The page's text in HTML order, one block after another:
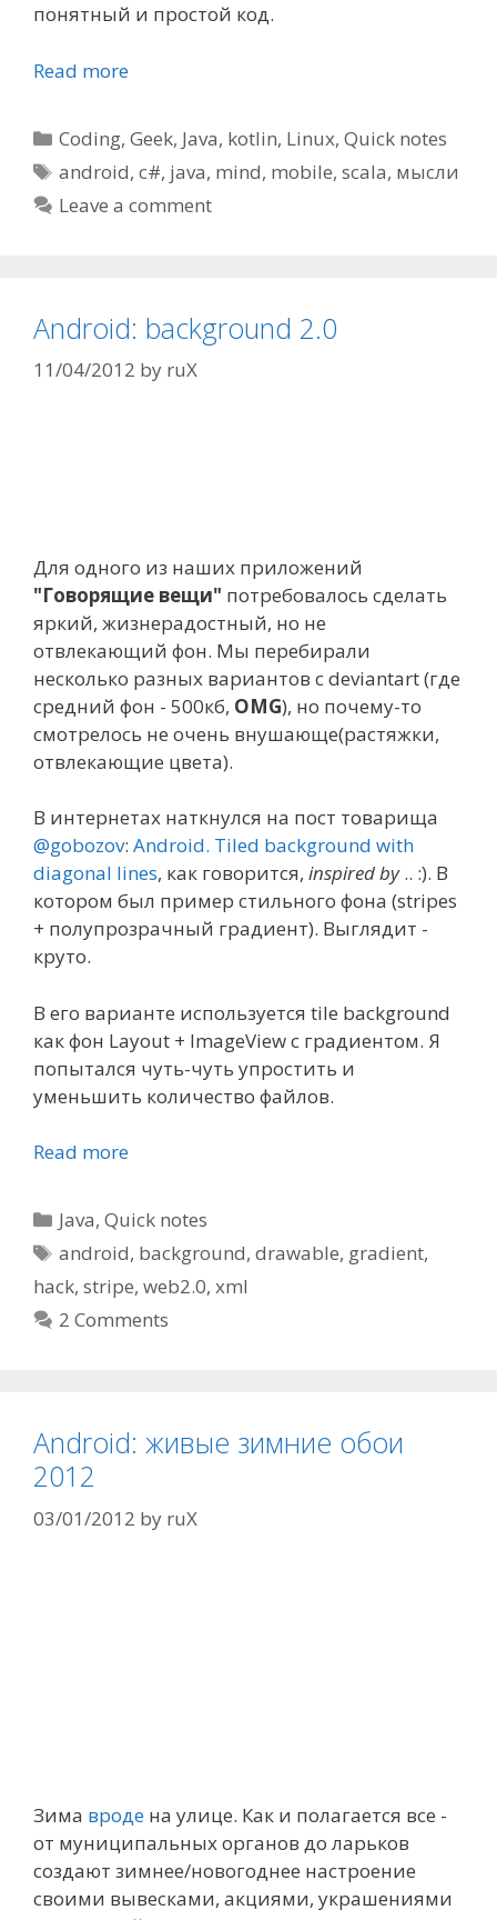
понятный и простой код.
Read more
Categories
Coding,Geek, Java, kotlin, Linux,Quick notes
Tags
android,c#, java, mind, mobile,scala, мысли
Leave a comment
Android: background 2.0
11/04/2012 by ruX
Для одного из наших приложений
"Говорящие вещи" потребовалось сделать
яркий, жизнерадостный, но не
отвлекающий фон. Мы перебирали
несколько разных вариантов с deviantart (где
средний фон - 500кб, OMG), но почему-то
смотрелось не очень внушающе(растяжки,
отвлекающие цвета).
В интернетах наткнулся на пост товарища
@gobozov: Android. Tiled background with
diagonal lines, как говорится, inspired by.. :). В
котором был пример стильного фона (stripes
+ полупрозрачный градиент). Выглядит -
круто.
В его варианте используется tile background
как фон Layout + ImageView с градиентом. Я
попытался чуть-чуть упростить и
уменьшить количество файлов.
Read more
Categories
Java,Quick notes
Tags
android, background,drawable, gradient,
hack, stripe, web2.0, xml
2 Comments
Android: живые зимние обои
2012
03/01/2012 by ruX
Зима вроде на улице. Как и полагается все -
от муниципальных органов до ларьков
создают зимнее/новогоднее настроение
своими вывесками, акциями, украшениями